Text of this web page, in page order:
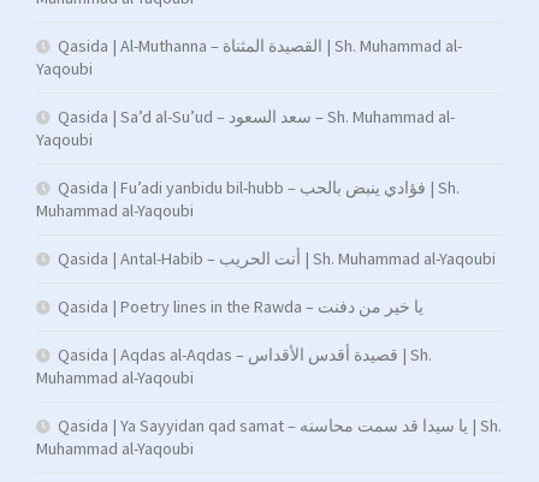
Qasida | Al-Muthanna – القصيدة المثناة | Sh. Muhammad al-
Yaqoubi
Qasida | Sa’d al-Su’ud – سعد السعود – Sh. Muhammad al-
Yaqoubi
Qasida | Fu’adi yanbidu bil-hubb – فؤادي ينبض بالحب | Sh.
Muhammad al-Yaqoubi
Qasida | Antal-Habib – أنت الحريب | Sh. Muhammad al-Yaqoubi
Qasida | Poetry lines in the Rawda – يا خير من دفنت
Qasida | Aqdas al-Aqdas – قصيدة أقدس الأقداس | Sh.
Muhammad al-Yaqoubi
Qasida | Ya Sayyidan qad samat – يا سيدا قد سمت محاسنه | Sh.
Muhammad al-Yaqoubi